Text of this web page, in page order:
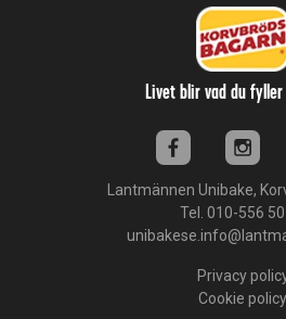
Livet blir vad du fyller
Lantmännen Unibake,
Tel. 010-556
Privacy
Cookie policy